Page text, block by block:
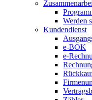
Werden
Kundendienst
e-BOK
e-